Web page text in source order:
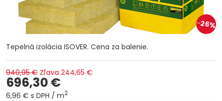
26%
Tepelná izolácia ISOVER. Cena za balenie.
940,95 € Zľava 244,65 €
696,30 €
6,96 € s DPH / m2